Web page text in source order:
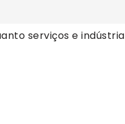
serviços e indústria